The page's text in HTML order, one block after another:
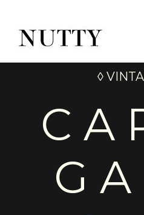
content
NUTTY
NUTTY
◊
C A
G A